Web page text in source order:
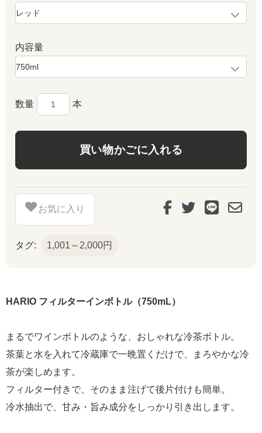
内容量
数量 本
お気に入り
タグ: 1,001～2,000円
HARIO フィルターインボトル（750mL）
まるでワインボトルのような、おしゃれな冷茶ボトル。
茶葉と水を入れて冷蔵庫で一晩置くだけで、まろやかな冷
茶が楽しめます。
フィルター付きで、そのまま注げて後片付けも簡単。
冷水抽出で、甘み・旨み成分をしっかり引き出します。